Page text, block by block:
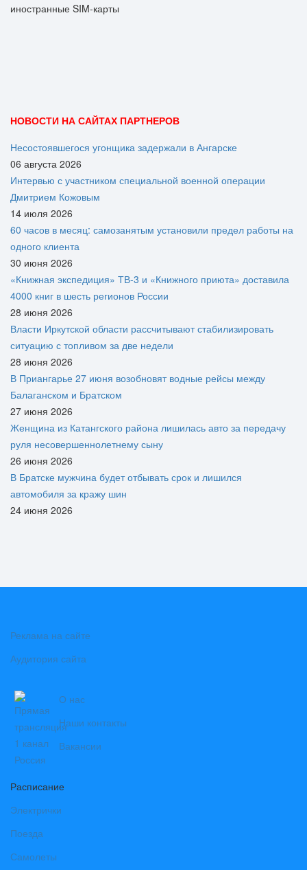
НОВОСТИ НА САЙТАХ ПАРТНЕРОВ
Несостоявшегося угонщика задержали в Ангарске
06 августа 2026
Интервью с участником специальной военной операции
Дмитрием Кожовым
14 июля 2026
60 часов в месяц: самозанятым установили предел работы на
одного клиента
30 июня 2026
«Книжная экспедиция» ТВ-3 и «Книжного приюта» доставила
4000 книг в шесть регионов России
28 июня 2026
Власти Иркутской области рассчитывают стабилизировать
ситуацию с топливом за две недели
28 июня 2026
В Приангарье 27 июня возобновят водные рейсы между
Балаганском и Братском
27 июня 2026
Женщина из Катангского района лишилась авто за передачу
руля несовершеннолетнему сыну
26 июня 2026
В Братске мужчина будет отбывать срок и лишился
автомобиля за кражу шин
24 июня 2026
Реклама на сайте
Аудитория сайта
О нас
Наши контакты
Вакансии
Расписание
Электрички
Поезда
Самолеты